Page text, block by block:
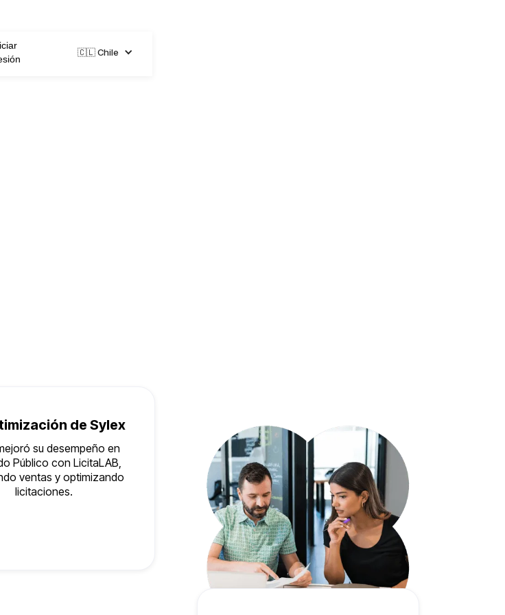
🇨🇱 Chile
de Sylex
su desempeño en
Público con LicitaLAB,
ventas y optimizando
licitaciones.